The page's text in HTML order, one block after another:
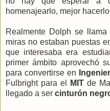
homenajearlo, mejor
Realmente Dolph se
miras no estaban puestas
que interesaba era
primer ámbito aprovechó
para convertirse en
Fulbright para el
MIT de
llegado a ser cinturón